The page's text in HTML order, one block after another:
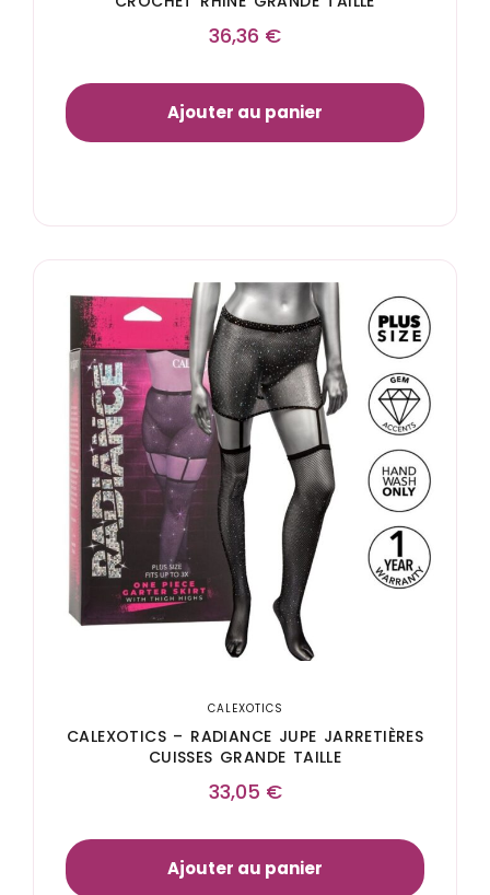
36,36 €
Ajouter au panier
CALEXOTICS
CALEXOTICS – RADIANCE JUPE JARRETIÈRES
CUISSES GRANDE TAILLE
33,05 €
Ajouter au panier